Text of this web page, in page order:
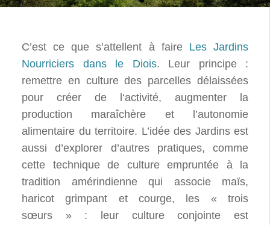
C’est ce que s’attellent à faire Les Jardins
Nourriciers dans le Diois. Leur principe :
remettre en culture des parcelles délaissées
pour créer de l‘activité, augmenter la
production maraîchère et l’autonomie
alimentaire du territoire. L’idée des Jardins est
aussi d’explorer d’autres pratiques, comme
cette technique de culture empruntée à la
tradition amérindienne qui associe maïs,
haricot grimpant et courge, les « trois
sœurs » : leur culture conjointe est